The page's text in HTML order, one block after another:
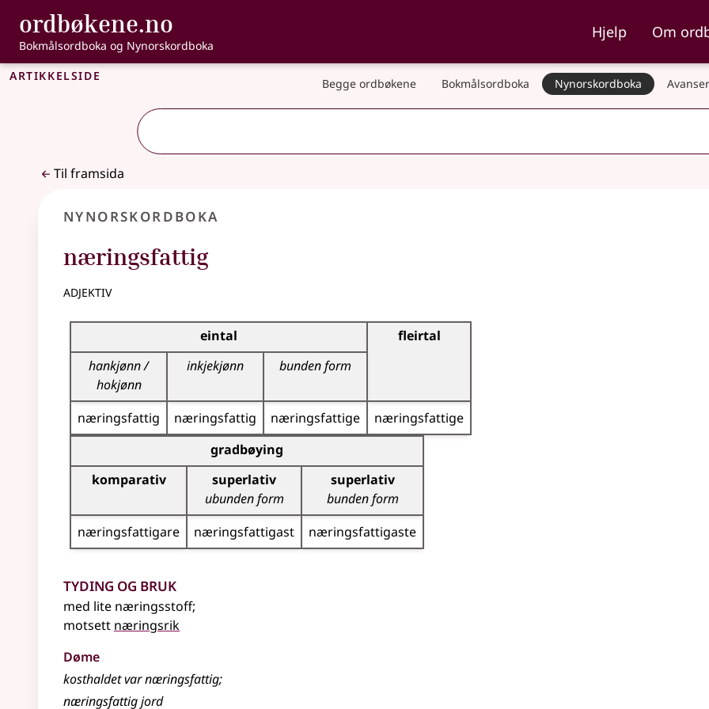
Gå til hovudinnhald
Tilgjenge
ordbøkene.no , Bokmålsordboka og Nynorskordboka
Bokmålsordboka og Nynorskordboka
Hjelp Om
Artikkelside Begge ordbøkene Bokmålsordboka Nynorskordboka
Til framsida
Nynorskordboka
næringsfattig
adjektiv
Bøyningstabell for dette adjektivet
eintal
fleirtal
hankjønn /
hokjønn
inkjekjønn bunden form
næringsfattig næringsfattig næringsfattige
næringsfattige
Bøyningstabell for dette adjektivet (gradbøyning)
gradbøying
komparativ
superlativ
ubunden form
superlativ
bunden form
næringsfattigare
næringsfattigast næringsfattigaste
Tyding og bruk
med lite næringsstoff;
motsett næringsrik
Døme
kosthaldet var næringsfattig;
næringsfattig jord